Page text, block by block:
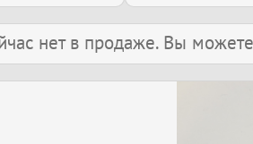
нет в продаже. Вы